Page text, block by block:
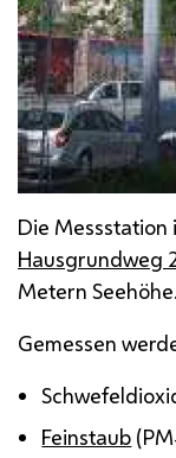
Die Messstation
Hausgrundweg
Metern Seehöhe.
Gemessen
Feinstaub (PM